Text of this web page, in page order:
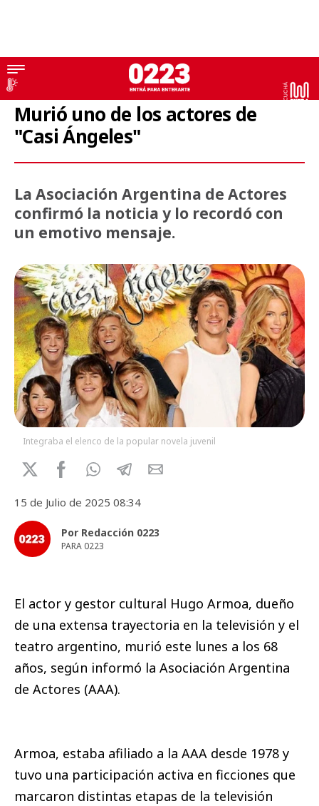
TV
Murió uno de los actores de
"Casi Ángeles"
La Asociación Argentina de Actores
confirmó la noticia y lo recordó con
un emotivo mensaje.
Integraba el elenco de la popular novela juvenil
15 de Julio de 2025 08:34
Por Redacción 0223
PARA 0223
El actor y gestor cultural Hugo Armoa, dueño
de una extensa trayectoria en la televisión y el
teatro argentino, murió este lunes a los 68
años, según informó la Asociación Argentina
de Actores (AAA).
Armoa, estaba afiliado a la AAA desde 1978 y
tuvo una participación activa en ficciones que
marcaron distintas etapas de la televisión